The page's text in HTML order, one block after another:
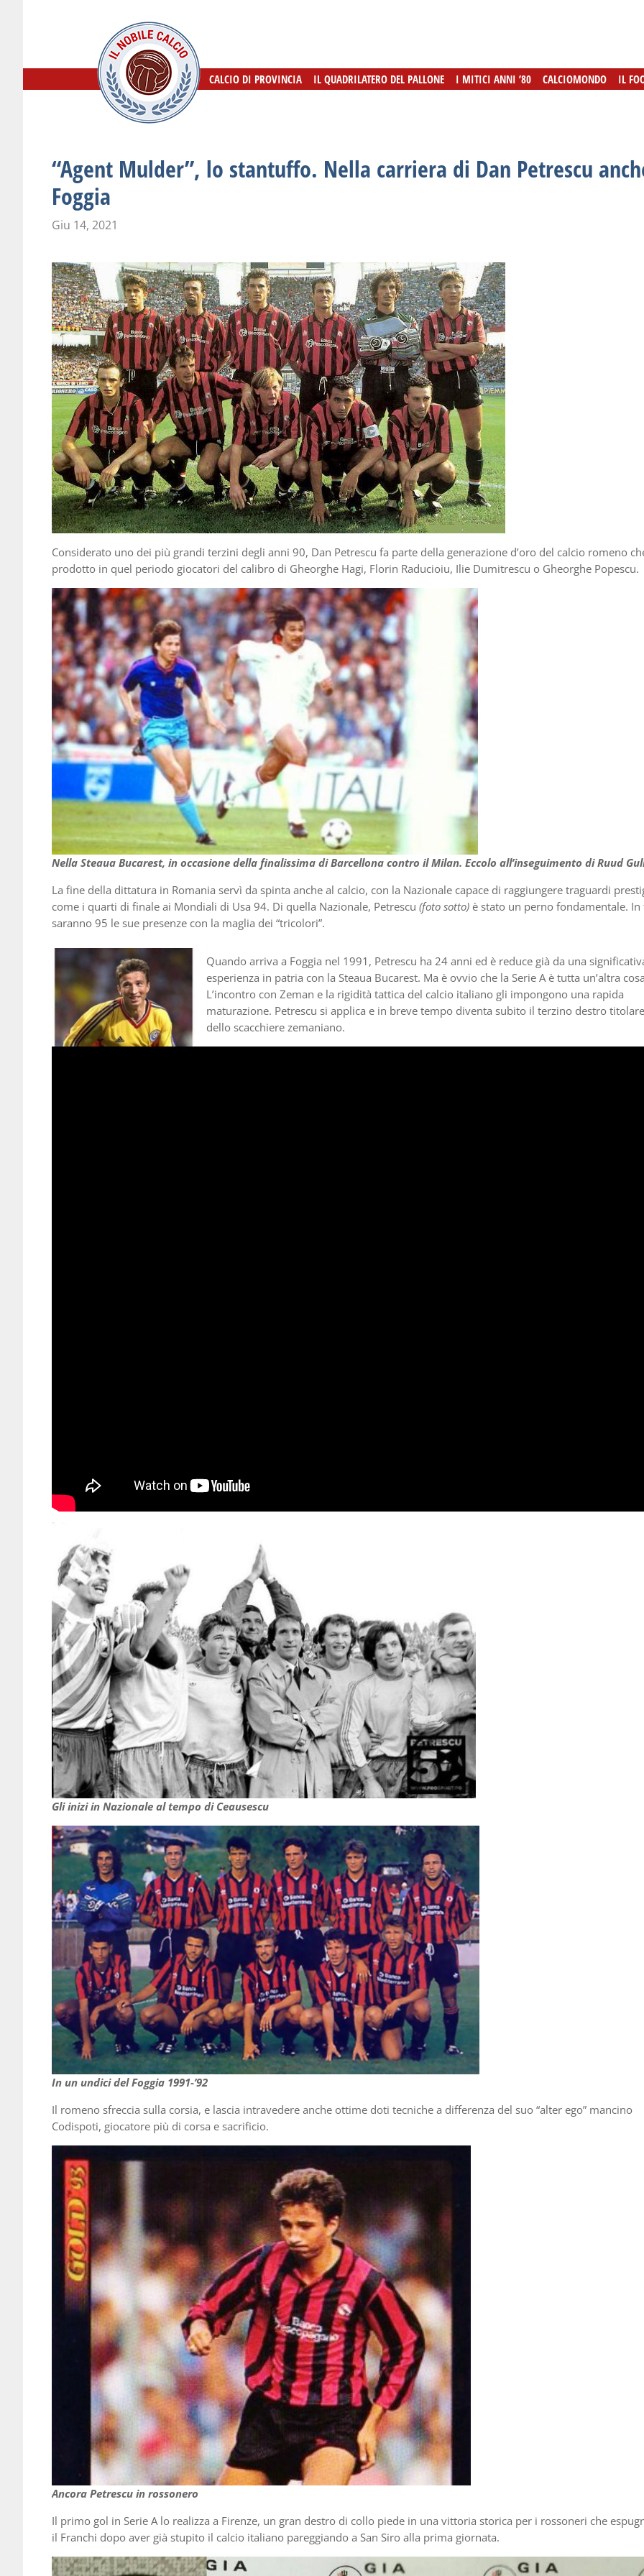
CALCIO DI PROVINCIA IL QUADRILATERO DEL PALLONE I MITICI ANNI ’80 CALCIOMONDO IL
CALCIO DI PROVINCIA IL QUADRILATERO DEL PALLONE I MITICI ANNI ’80 CALCIOMONDO IL
“Agent Mulder”, lo stantuffo. Nella carriera di Dan Petrescu
Foggia
Giu 14, 2021
Considerato uno dei più grandi terzini degli anni 90, Dan Petrescu fa parte della generazione d’oro del calcio romeno
prodotto in quel periodo giocatori del calibro di Gheorghe Hagi, Florin Raducioiu, Ilie Dumitrescu o Gheorghe Popescu.
Nella Steaua Bucarest, in occasione della finalissima di Barcellona contro il Milan. Eccolo all’inseguimento di Ruud
La fine della dittatura in Romania servì da spinta anche al calcio, con la Nazionale capace di raggiungere traguardi
come i quarti di finale ai Mondiali di Usa 94. Di quella Nazionale, Petrescu (foto sotto) è stato un perno fondamentale. In
saranno 95 le sue presenze con la maglia dei “tricolori”.
Quando arriva a Foggia nel 1991, Petrescu ha 24 anni ed è reduce già da una
esperienza in patria con la Steaua Bucarest. Ma è ovvio che la Serie A è tutta un’altra
L’incontro con Zeman e la rigidità tattica del calcio italiano gli impongono una rapida
maturazione. Petrescu si applica e in breve tempo diventa subito il terzino destro titolare
dello scacchiere zemaniano.
Gli inizi in Nazionale al tempo di Ceausescu
In un undici del Foggia 1991-’92
Il romeno sfreccia sulla corsia, e lascia intravedere anche ottime doti tecniche a differenza del suo “alter ego” mancino
Codispoti, giocatore più di corsa e sacrificio.
Ancora Petrescu in rossonero
Il primo gol in Serie A lo realizza a Firenze, un gran destro di collo piede in una vittoria storica per i rossoneri che
il Franchi dopo aver già stupito il calcio italiano pareggiando a San Siro alla prima giornata.